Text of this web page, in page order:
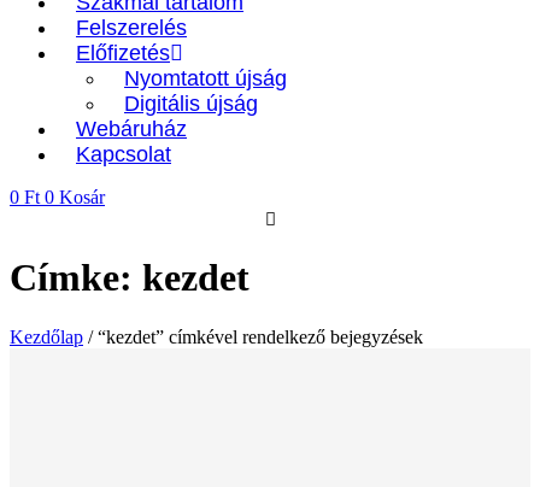
Felszerelés
Előfizetés
Nyomtatott újság
Digitális újság
Webáruház
Kapcsolat
0 Ft 0 Kosár
Címke: kezdet
Kezdőlap / “kezdet” címkével rendelkező bejegyzések